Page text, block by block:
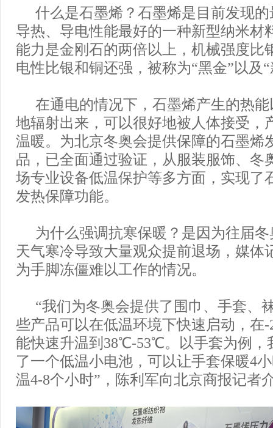
什么是石墨烯？石墨烯是目前发现
导热、导电性能最好的一种新型纳米材
能力是金刚石的两倍以上，机械强度比
电性比银和铜还强，被称为“黑金”以及
在通电的情况下，石墨烯产生的热
地辐射出来，可以很好地被人体接受，
温暖。为北京冬奥会提供保障的石墨烯
品，已全面通过验证，从服装服饰、冬
场专业设备低温保护等多方面，实现了
发热保障功能。
为什么强调抗寒保暖？是因为往届
天气寒冷导致大量观众提前退场，媒体
为手脚冻僵难以工作的情况。
“我们为冬奥会提供了围巾、手套、
些产品可以在低温环境下快速启动，在
能快速升温到38℃-53℃。以手套为例，
了一个低温小电池，可以让手套保暖4
温4-8个小时”，陈利军向北京商报记者